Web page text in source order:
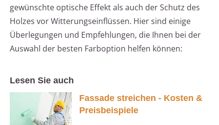
gewünschte optische Effekt als auch der Schutz des
Holzes vor Witterungseinflüssen. Hier sind einige
Überlegungen und Empfehlungen, die Ihnen bei der
Auswahl der besten Farboption helfen können:
Lesen Sie auch
Fassade streichen - Kosten &
Preisbeispiele